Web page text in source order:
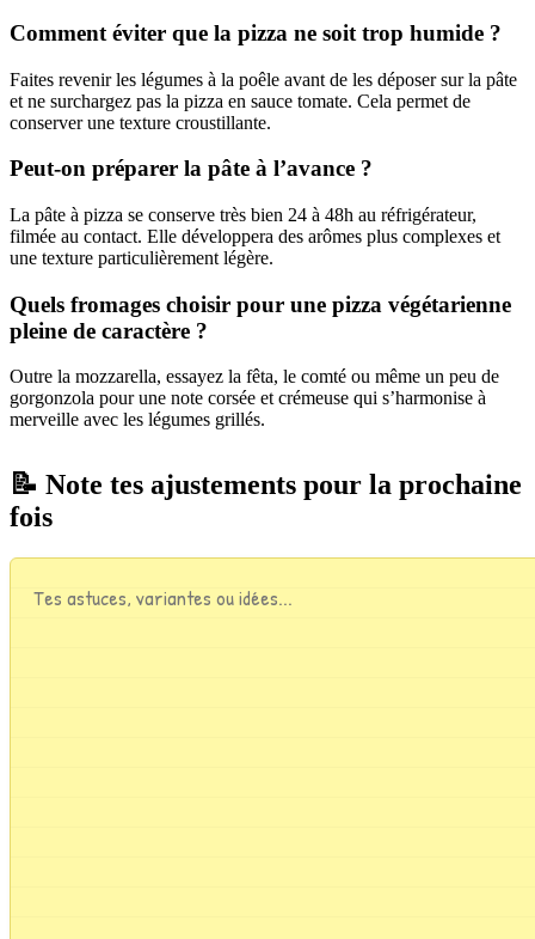
Comment éviter que la pizza ne soit trop humide ?
Faites revenir les légumes à la poêle avant de les déposer sur la pâte
et ne surchargez pas la pizza en sauce tomate. Cela permet de
conserver une texture croustillante.
Peut-on préparer la pâte à l’avance ?
La pâte à pizza se conserve très bien 24 à 48h au réfrigérateur,
filmée au contact. Elle développera des arômes plus complexes et
une texture particulièrement légère.
Quels fromages choisir pour une pizza végétarienne
pleine de caractère ?
Outre la mozzarella, essayez la fêta, le comté ou même un peu de
gorgonzola pour une note corsée et crémeuse qui s’harmonise à
merveille avec les légumes grillés.
📝 Note tes ajustements pour la prochaine
fois